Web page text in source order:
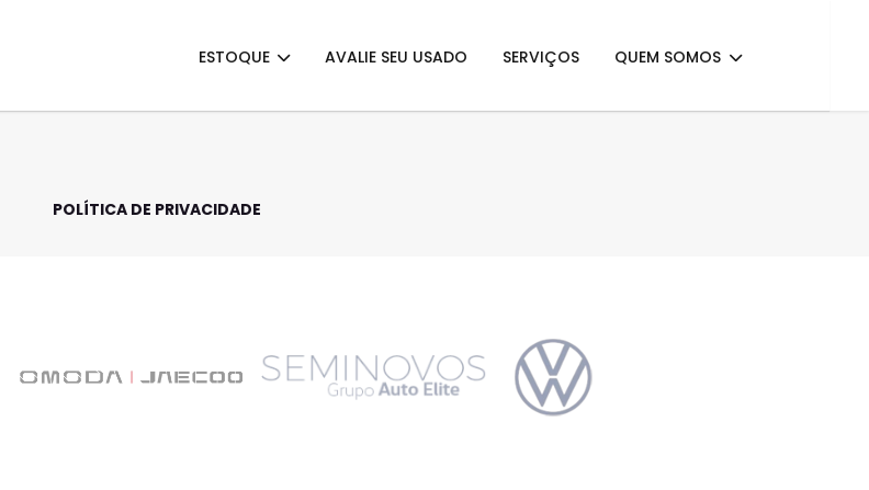
ESTOQUE AVALIE SEU USADO SERVIÇOS QUEM SOMOS
POLÍTICA DE PRIVACIDADE